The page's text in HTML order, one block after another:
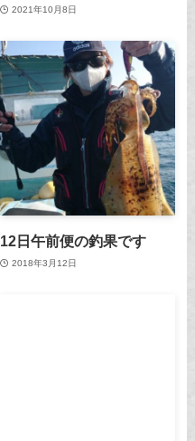
2021年10月8日
12日午前便の釣果です
2018年3月12日